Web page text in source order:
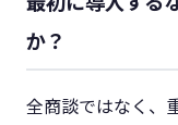
か？
全商談ではなく、